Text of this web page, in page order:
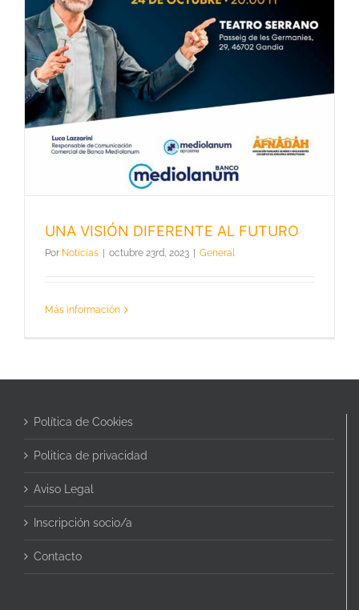
UNA VISIÓN DIFERENTE AL FUTURO
Por Noticias octubre 23rd, 2023 General
Más información
Política de Cookies
Politica de privacidad
Aviso Legal
Inscripción socio/a
Contacto